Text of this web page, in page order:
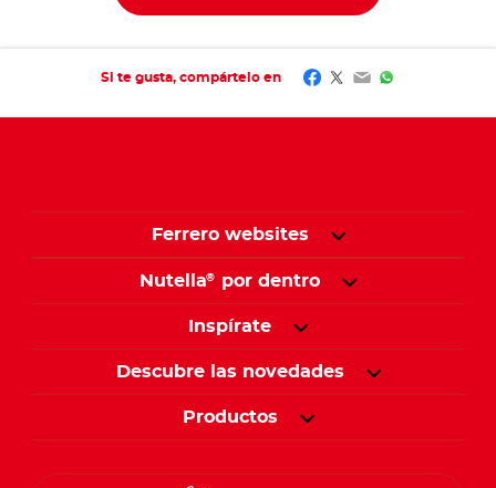
Si te gusta, compártelo en Facebook
Twitter
EmailWhatsApp
Ferrero websites
Nutella® por dentro
Inspírate
Descubre las novedades
Productos